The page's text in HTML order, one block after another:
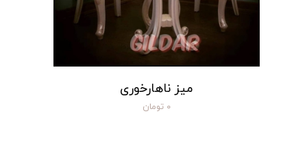
میز ناهارخوری
۰ تومان